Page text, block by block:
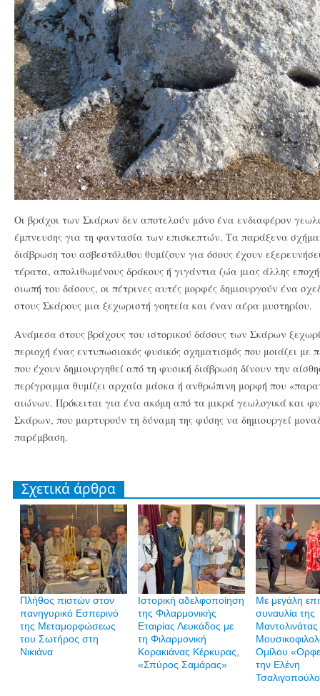
Οι βράχοι των Σκάρων δεν αποτελούν μόνο ένα ενδιαφέρον
έμπνευσης για τη φαντασία των επισκεπτών. Τα παράξενα
διάβρωση του ασβεστόλιθου θυμίζουν για όσους έχουν
τέρατα, απολιθωμένους δράκους ή γιγάντια ζώα μιας άλλης
σιωπή του δάσους, οι πέτρινες αυτές μορφές δημιουργούν ένα
στους Σκάρους μια ξεχωριστή γοητεία και έναν αέρα μυστηρίου.
Ανάμεσα στους βράχους του ιστορικού δάσους των Σκάρων
περιοχή ένας εντυπωσιακός φυσικός σχηματισμός που μοιάζει με
που έχουν δημιουργηθεί από τη φυσική διάβρωση δίνουν την
περίγραμμα θυμίζει αρχαία μάσκα ή ανθρώπινη μορφή που
αιώνων. Πρόκειται για ένα ακόμη από τα μικρά γεωλογικά και
Σκάρων, που μαρτυρούν τη δύναμη της φύσης να δημιουργεί
παρέμβαση.
Σχετικά άρθρα
Πλήθος πιστών στον
πανηγυρικό Εσπερινό
της Μεταμορφώσεως
του Σωτήρος στη
Νικιάνα
Ιστορική αδελφοποίηση
της Φιλαρμονικής
Εταιρίας Λευκάδος με
τη Φιλαρμονική
Κορακιάνας Κέρκυρας,
«Σπύρος Σαμάρας»
Με μεγάλη
συναυλία της
Ομίλου
την Ελένη